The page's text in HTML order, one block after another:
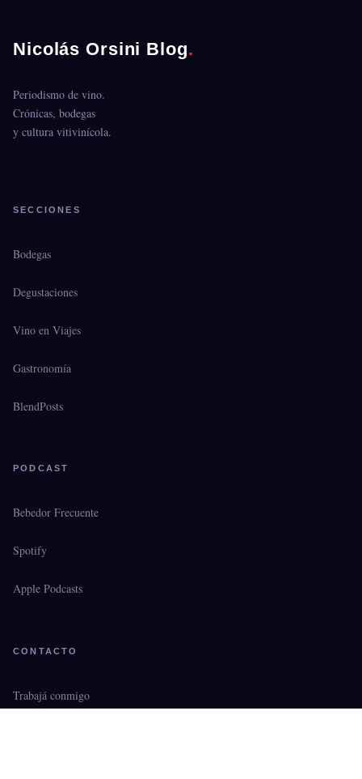
Nicolás Orsini Blog.
Periodismo de vino.
Crónicas, bodegas
y cultura vitivinícola.
SECCIONES
Bodegas
Degustaciones
Vino en Viajes
Gastronomía
BlendPosts
PODCAST
Bebedor Frecuente
Spotify
Apple Podcasts
CONTACTO
Trabajá conmigo